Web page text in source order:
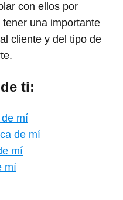
con ellos por
una importante
cliente y del tipo de
ti:
mí
de mí
mí
mí